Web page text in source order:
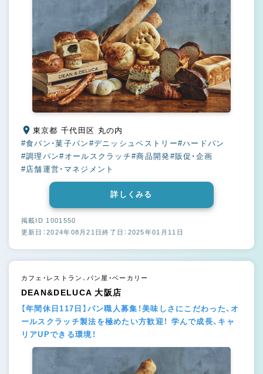
東京都 千代田区 丸の内
#食パン・菓子パン #デニッシュペストリー#ハードパン
#調理パン#オールスクラッチ#商品開発#販促・企画
#店舗運営・マネジメント
詳しくみる
掲載ID 1001550
更新日：2024年08月21日終了日：2025年01月11日
カフェ・レストラン、パン屋・ベーカリー
DEAN&DELUCA 大阪店
【年間休日117日】パン職人募集！美味しさにこだわった、オ
ールスクラッチ製法を極めたい方歓迎！ 学んで成長、キャ
リアUPできる環境！